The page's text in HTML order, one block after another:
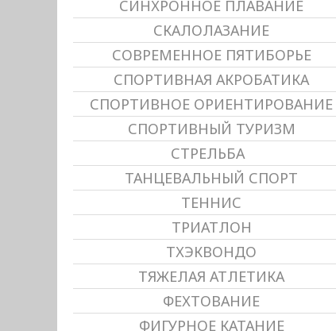
СИНХРОННОЕ ПЛАВАНИЕ
СКАЛОЛАЗАНИЕ
СОВРЕМЕННОЕ ПЯТИБОРЬЕ
СПОРТИВНАЯ АКРОБАТИКА
СПОРТИВНОЕ ОРИЕНТИРОВАНИЕ
СПОРТИВНЫЙ ТУРИЗМ
СТРЕЛЬБА
ТАНЦЕВАЛЬНЫЙ СПОРТ
ТЕННИС
ТРИАТЛОН
ТХЭКВОНДО
ТЯЖЕЛАЯ АТЛЕТИКА
ФЕХТОВАНИЕ
ФИГУРНОЕ КАТАНИЕ